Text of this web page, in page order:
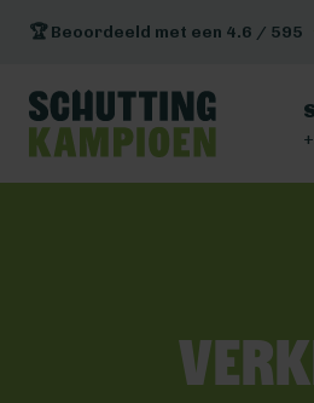
🏆 Beoordeeld met een 4.6 / 595